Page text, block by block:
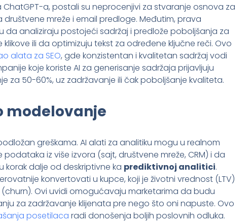
a, postali su neprocenjivi za stvaranje osnova za
mreže i email predloge. Međutim, prava
da analiziraju postojeći sadržaj i predlože poboljšanja za
ili da optimizuju tekst za određene ključne reči. Ovo
alata za SEO, gde konzistentan i kvalitetan sadržaj vodi
koje koriste AI za generisanje sadržaja prijavljuju
za 50-60%, uz zadržavanje ili čak poboljšanje kvaliteta.
modelovanje
greškama. AI alati za analitiku mogu u realnom
iz više izvora (sajt, društvene mreže, CRM) i da
korak dalje od deskriptivne ka prediktivnoj analitici.
konvertovati u kupce, koji je životni vrednost (LTV)
Ovi uvidi omogućavaju marketarima da budu
za zadržavanje klijenata pre nego što oni napuste. Ovo
posetilaca radi donošenja boljih poslovnih odluka.